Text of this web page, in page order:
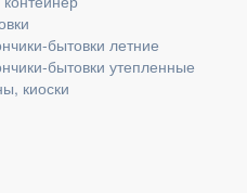
бытовки летние
бытовки утепленные
киоски